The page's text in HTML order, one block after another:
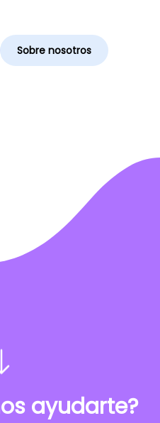
Sobre nosotros
ayudarte?